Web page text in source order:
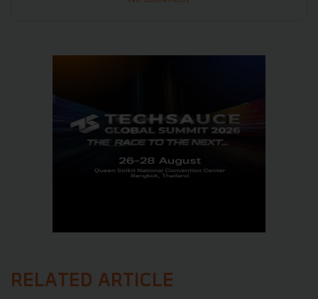
RELATED ARTICLE